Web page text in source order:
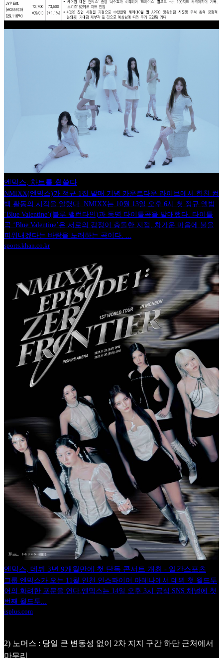
엔믹스, 차트를 휩쓸다
NMIXX(엔믹스)가 정규 1집 발매 기념 카운트다운 라이브에서 힘찬 컴
백 활동의 시작을 알렸다. NMIXX는 10월 13일 오후 6시 첫 정규 앨범
‘Blue Valentine’(블루 밸런타인)과 동명 타이틀곡을 발매했다. 타이틀
곡 ‘Blue Valentine’은 서로의 감정이 충돌한 지점, 차가운 마음에 불을
피워내겠다는 바람을 노래하는 곡이다. ...
sports.khan.co.kr
엔믹스, 데뷔 3년 9개월만에 첫 단독 콘서트 개최 - 일간스포츠
그룹 엔믹스가 오는 11월 인천 인스파이어 아레나에서 데뷔 첫 월드투
어의 화려한 포문을 연다.엔믹스는 14일 오후 3시 공식 SNS 채널에 첫
번째 월드투...
isplus.com
2) 노머스 : 당일 큰 변동성 없이 2차 지지 구간 하단 근처에서
마무리